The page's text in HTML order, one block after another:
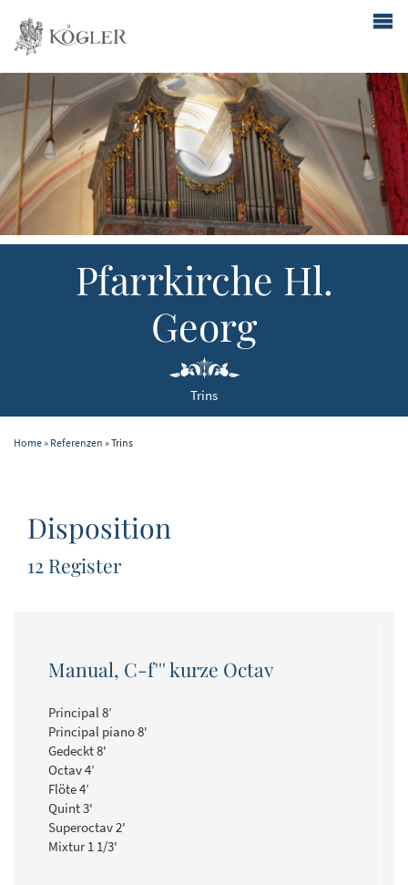
Pfarrkirche Hl.
Georg
Trins
Home» Referenzen » Trins
Disposition
12 Register
Manual, C-f''' kurze Octav
Principal 8’
Principal piano 8'
Gedeckt 8'
Octav 4’
Flöte 4’
Quint 3'
Superoctav 2'
Mixtur 1 1/3'